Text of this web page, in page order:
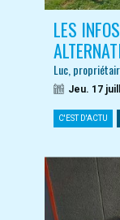
LES
Luc,
Jeu. 17
C'EST D'ACTU